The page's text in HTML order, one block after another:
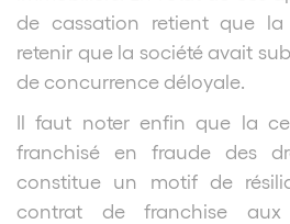
de cassation retient que
retenir que la société avait
de concurrence déloyale.
Il faut noter enfin que la
franchisé en fraude des
constitue un motif de
contrat de franchise